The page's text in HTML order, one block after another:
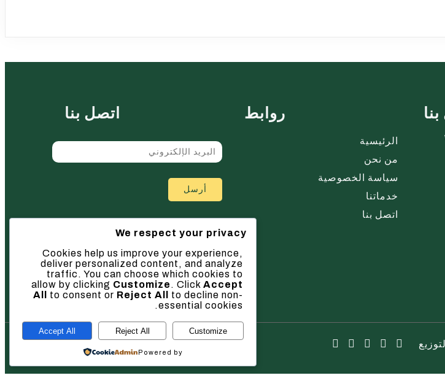
روابط
الرئيسية
من نحن
سياسة الخصوصية
خدماتنا
اتصل بنا
اتصل بنا
أرسل
We respect your privacy
Cookies help us improve your experience,
deliver personalized content, and analyze
traffic. You can choose which cookies to
allow by clicking Customize . ClickAccept
All
to consent or Reject All
to decline non-
essential cookies.
Customize
Reject All
Accept All
Powered by